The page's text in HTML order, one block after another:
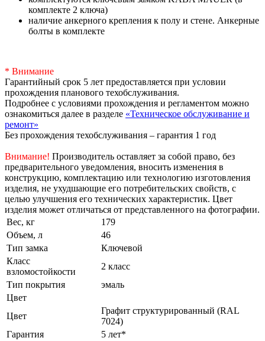
комплекте 2 ключа)
наличие анкерного крепления к полу и стене. Анкерные
болты в комплекте
* Внимание
Гарантийный срок 5 лет предоставляется при условии
прохождения планового техобслуживания.
Подробнее с условиями прохождения и регламентом можно
ознакомиться далее в разделе «Техническое обслуживание и
ремонт»
Без прохождения техобслуживания – гарантия 1 год
Внимание! Производитель оставляет за собой право, без
предварительного уведомления, вносить изменения в
конструкцию, комплектацию или технологию изготовления
изделия, не ухудшающие его потребительских свойств, с
целью улучшения его технических характеристик. Цвет
изделия может отличаться от представленного на фотографии.
Вес, кг
179
Объем, л
46
Тип замка
Ключевой
Класс
взломостойкости
2 класс
Тип покрытия
эмаль
Цвет
Цвет
Графит структурированный (RAL
7024)
Гарантия
5 лет*